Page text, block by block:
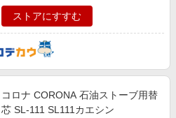
ストアにすすむ
コロナ CORONA 石油ストーブ用替
芯 SL-111 SL111カエシン